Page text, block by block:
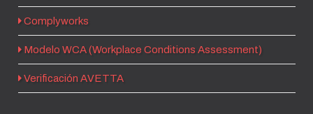
Complyworks
Modelo WCA (Workplace Conditions Assessment)
Verificación AVETTA